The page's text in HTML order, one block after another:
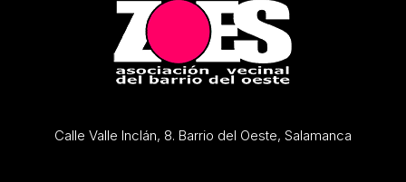
Calle Valle Inclán, 8. Barrio del Oeste, Salamanca